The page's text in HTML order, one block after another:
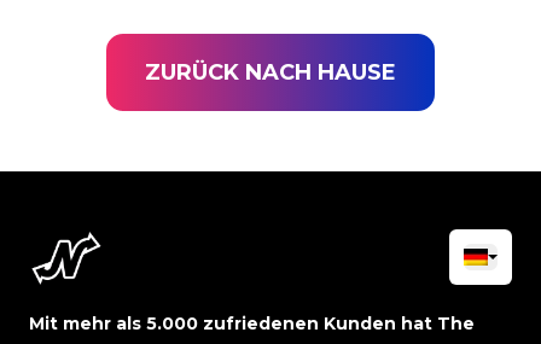
ZURÜCK NACH HAUSE
Mit mehr als 5.000 zufriedenen Kunden hat The